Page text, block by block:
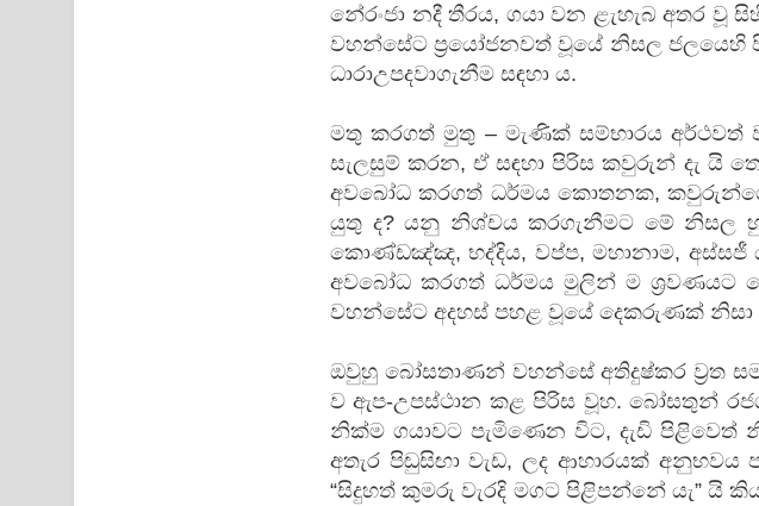
නේරංජා නදී තීරය, ගයා වන ළැහැබ අතර වූ
වහන්සේට ප්‍රයෝජනවත් වූයේ නිසල ජලයෙහි
ධාරාඋපදවාගැනීම සඳහා ය.
මතු කරගත් මුතු – මැණික් සම්භාරය අර්ථවත්
සැලසුම් කරන, ඒ සඳහා පිරිස කවුරුන් දැ යි
අවබෝධ කරගත් ධර්මය කොතනක,
යුතු ද? යනු නිශ්චය කරගැනීමට මේ නිසල
කොණ්ඩඤ්ඤ, භද්දිය, වප්ප, මහානාම,
අවබෝධ කරගත් ධර්මය මුලින් ම ශ්‍රවණයට
වහන්සේට අදහස් පහළ වූයේ දෙකරුණක් නිසා
ඔවුහු බෝසතාණන් වහන්සේ අතිදුෂ්කර ව්‍රත
ව ඇප-උපස්ථාන කළ පිරිස වූහ. බෝසතුන්
නික්ම ගයාවට පැමිණෙන විට, දැඩි
අතැර පිඬුසිඟා වැඩ, ලද ආහාරයක්
“සිදුහත් කුමරු වැරදි මගට පිළිපන්නේ යැ” යි